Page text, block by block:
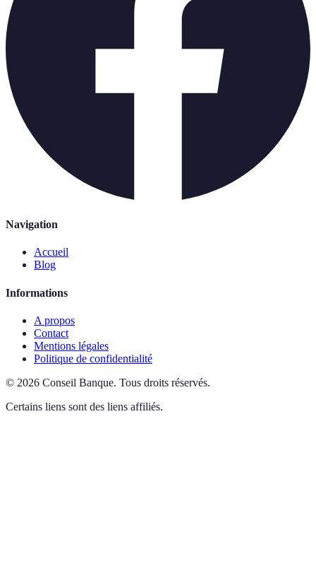
Navigation
Accueil
Blog
Informations
A propos
Contact
Mentions légales
Politique de confidentialité
© 2026 Conseil Banque. Tous droits réservés.
Certains liens sont des liens affiliés.